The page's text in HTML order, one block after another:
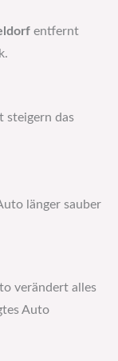
entfernt
steigern das
länger sauber
verändert alles
Auto